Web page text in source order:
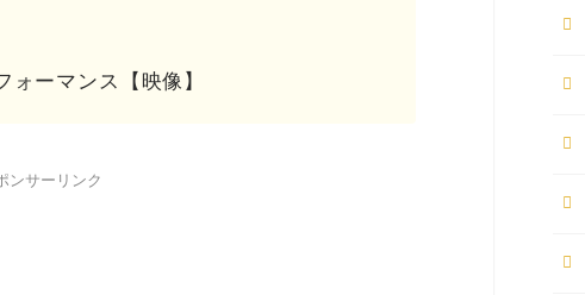
ーマンス【映像】
ンサーリンク